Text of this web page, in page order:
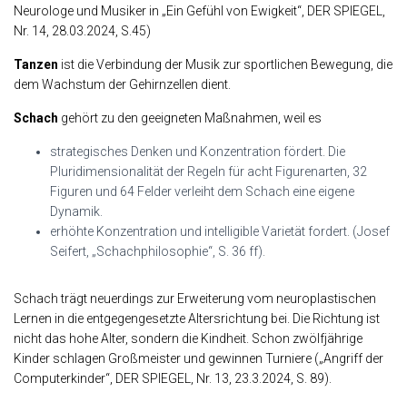
Neurologe und Musiker in „Ein Gefühl von Ewigkeit“, DER SPIEGEL,
Nr. 14, 28.03.2024, S.45)
Tanzen ist die Verbindung der Musik zur sportlichen Bewegung, die
dem Wachstum der Gehirnzellen dient.
Schach gehört zu den geeigneten Maßnahmen, weil es
strategisches Denken und Konzentration fördert. Die
Pluridimensionalität der Regeln für acht Figurenarten, 32
Figuren und 64 Felder verleiht dem Schach eine eigene
Dynamik.
erhöhte Konzentration und intelligible Varietät fordert. (Josef
Seifert, „Schachphilosophie“, S. 36 ff).
Schach trägt neuerdings zur Erweiterung vom neuroplastischen
Lernen in die entgegengesetzte Altersrichtung bei. Die Richtung ist
nicht das hohe Alter, sondern die Kindheit. Schon zwölfjährige
Kinder schlagen Großmeister und gewinnen Turniere („Angriff der
Computerkinder“, DER SPIEGEL, Nr. 13, 23.3.2024, S. 89).